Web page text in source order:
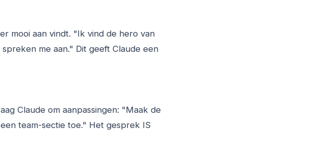
mooi aan vindt. "Ik vind de hero van
me aan." Dit geeft Claude een
Claude om aanpassingen: "Maak de
team-sectie toe." Het gesprek IS